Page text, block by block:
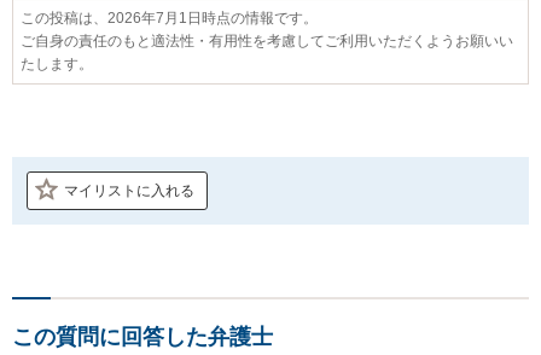
この投稿は、2026年7月1日時点の情報です。
ご自身の責任のもと適法性・有用性を考慮してご利用いただくようお願いい
たします。
マイリストに入れる
この質問に回答した弁護士